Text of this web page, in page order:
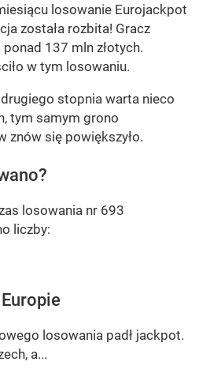
losowanie Eurojackpot
została rozbita! Gracz
137 mln złotych.
w tym losowaniu.
drugiego stopnia warta nieco
tym samym grono
znów się powiększyło.
losowania nr 693
liczby:
losowania padł jackpot.
a...